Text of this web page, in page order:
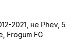
2021, не Phev, 5
Frogum FG